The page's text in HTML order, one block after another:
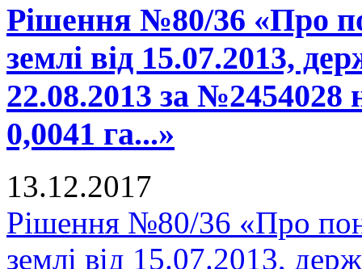
Рішення №80/36 «Про
землі від 15.07.2013,
22.08.2013 за
0,0041 га...»
13.12.2017
Рішення №80/36 «Про
землі від 15.07.2013,